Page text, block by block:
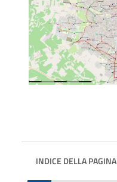
INDICE DELLA PAGINA